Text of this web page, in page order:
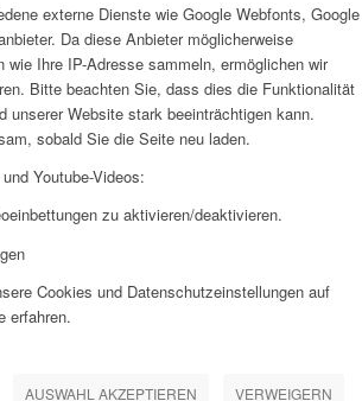
externe Dienste wie Google Webfonts, Google
Da diese Anbieter möglicherweise
wie Ihre IP-Adresse sammeln, ermöglichen wir
Bitte beachten Sie, dass dies die Funktionalität
unserer Website stark beeinträchtigen kann.
sobald Sie die Seite neu laden.
Youtube-Videos:
zu aktivieren/deaktivieren.
Cookies und Datenschutzeinstellungen auf
erfahren.
AUSWAHL AKZEPTIEREN VERWEIGERN